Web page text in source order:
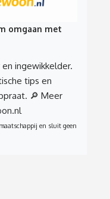
omgaan met
ingewikkelder.
tips en
🔎 Meer
en sluit geen